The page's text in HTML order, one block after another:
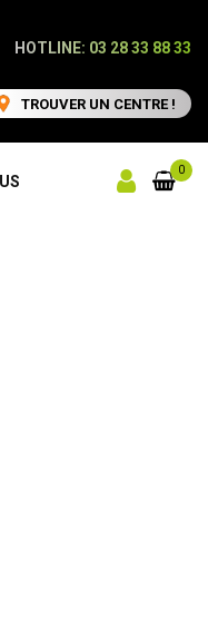
HOTLINE: 03 28 33 88 33
TROUVER UN CENTRE !
0